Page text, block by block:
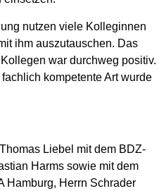
nutzen viele Kolleginnen
ihm auszutauschen. Das
war durchweg positiv.
kompetente Art wurde
Liebel mit dem BDZ-
Harms sowie mit dem
Hamburg, Herrn Schrader